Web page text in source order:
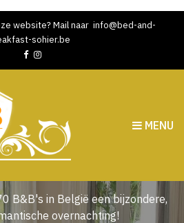
website? Mail naar info@bed-and-
sohier.be
MENU
boeken
B&B's in België een bijzondere,
overnachting!